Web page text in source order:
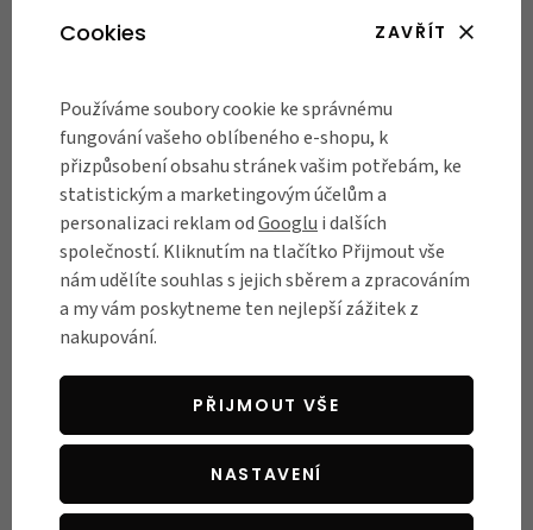
RECENZE
Byla jsem nadšená z přístupu a znalostí
personálu. Nedá se srovnat s předchozími
zkušenostmi z jiných obchodů.
Ověřený zákazník 05.05.2026
Cookies ZAVŘÍT
Používáme soubory cookie ke správnému
fungování vašeho oblíbeného e-shopu, k
přizpůsobení obsahu stránek vašim potřebám, ke
statistickým a marketingovým účelům a
personalizaci reklam odGooglu i dalších
společností. Kliknutím na tlačítko Přijmout vše
nám udělíte souhlas s jejich sběrem a zpracováním
a my vám poskytneme ten nejlepší zážitek z
nakupování.
PŘIJMOUT VŠE
NASTAVENÍ